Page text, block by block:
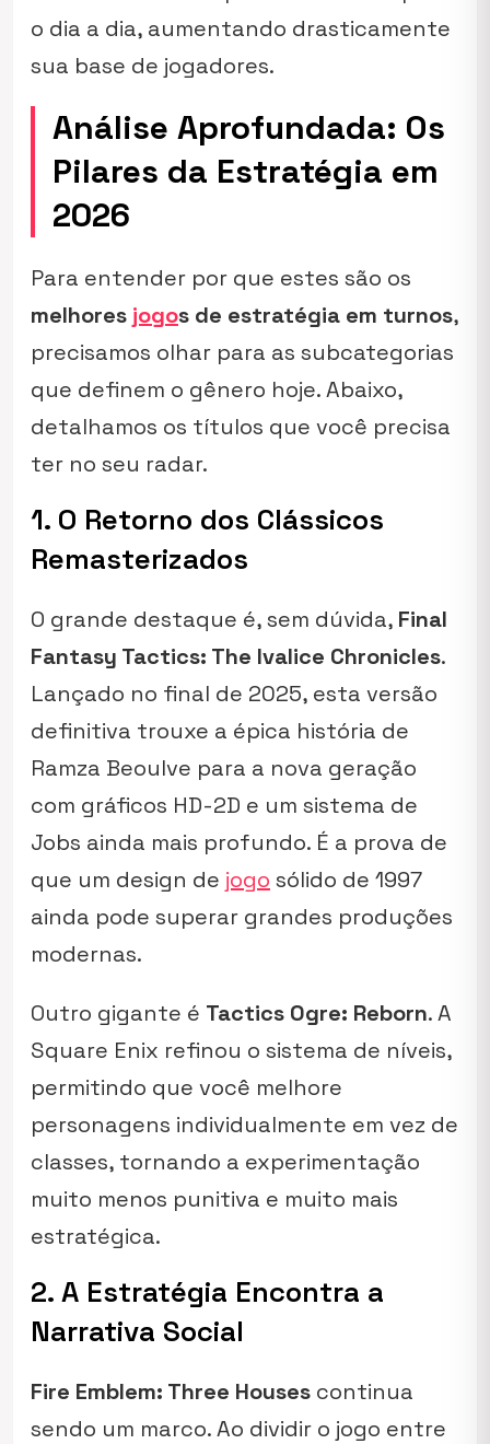
o dia a dia, aumentando drasticamente
sua base de jogadores.
Análise Aprofundada: Os
Pilares da Estratégia em
2026
Para entender por que estes são os
melhores jogos de estratégia em turnos,
precisamos olhar para as subcategorias
que definem o gênero hoje. Abaixo,
detalhamos os títulos que você precisa
ter no seu radar.
1. O Retorno dos Clássicos
Remasterizados
O grande destaque é, sem dúvida, Final
Fantasy Tactics: The Ivalice Chronicles.
Lançado no final de 2025, esta versão
definitiva trouxe a épica história de
Ramza Beoulve para a nova geração
com gráficos HD-2D e um sistema de
Jobs ainda mais profundo. É a prova de
que um design de jogo sólido de 1997
ainda pode superar grandes produções
modernas.
Outro gigante é Tactics Ogre: Reborn. A
Square Enix refinou o sistema de níveis,
permitindo que você melhore
personagens individualmente em vez de
classes, tornando a experimentação
muito menos punitiva e muito mais
estratégica.
2. A Estratégia Encontra a
Narrativa Social
Fire Emblem: Three Houses continua
sendo um marco. Ao dividir o jogo entre